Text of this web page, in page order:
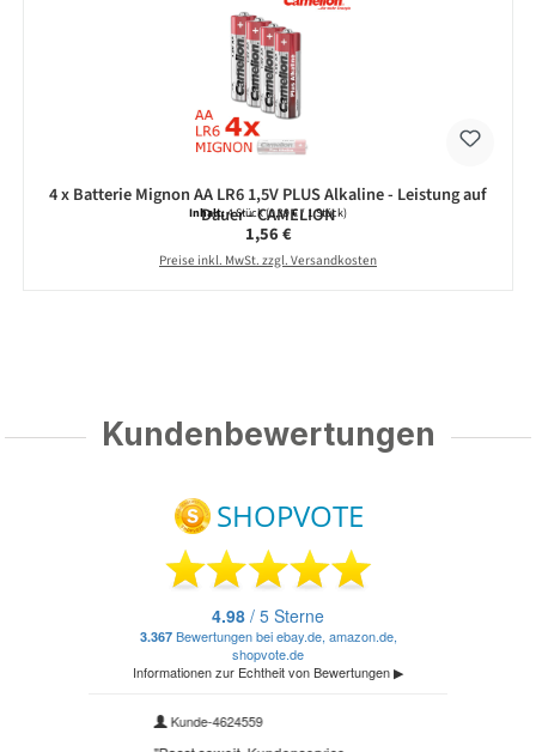
4 x Batterie Mignon AA LR6 1,5V PLUS Alkaline - Leistung auf
Dauer - CAMELION
Inhalt:4 Stück(0,39 € / 1 Stück)
Regulärer Preis:
1,56 €
Preise inkl. MwSt. zzgl. Versandkosten
Kundenbewertungen